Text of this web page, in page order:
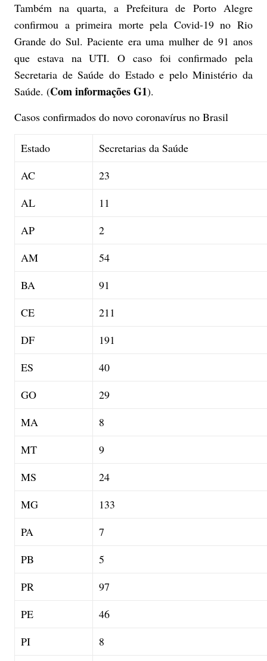
Também na quarta, a Prefeitura de Porto Alegre
confirmou a primeira morte pela Covid-19 no Rio
Grande do Sul. Paciente era uma mulher de 91 anos
que estava na UTI. O caso foi confirmado pela
Secretaria de Saúde do Estado e pelo Ministério da
Saúde. (Com informações G1).
Casos confirmados do novo coronavírus no Brasil
Estado
Secretarias da Saúde
AC
23
AL
11
AP
2
AM
54
BA
91
CE
211
DF
191
ES
40
GO
29
MA
8
MT
9
MS
24
MG
133
PA
7
PB
5
PR
97
PE
46
PI
8